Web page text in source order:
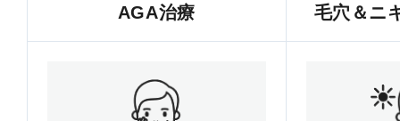
AGA治療 毛穴＆ニ